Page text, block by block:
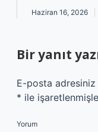
Haziran 16, 2026
Bir yanıt
E-posta adresiniz
* ile
Yorum